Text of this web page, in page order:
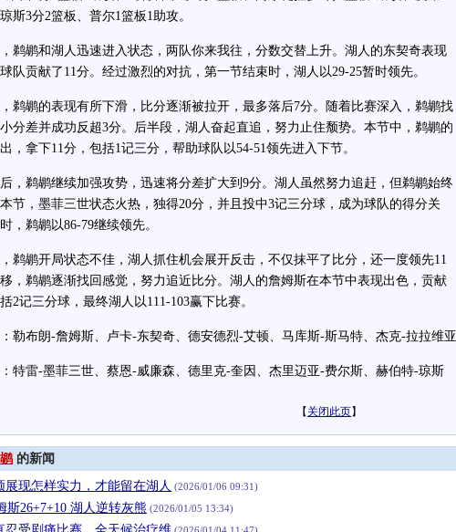
斯3分2篮板、普尔1篮板1助攻。
鹕和湖人迅速进入状态，两队你来我往，分数交替上升。湖人的东契奇表现
队贡献了11分。经过激烈的对抗，第一节结束时，湖人以29-25暂时领先。
鹕的表现有所下滑，比分逐渐被拉开，最多落后7分。随着比赛深入，鹈鹕找
分差并成功反超3分。后半段，湖人奋起直追，努力止住颓势。本节中，鹈鹕的
，拿下11分，包括1记三分，帮助球队以54-51领先进入下节。
鹈鹕继续加强攻势，迅速将分差扩大到9分。湖人虽然努力追赶，但鹈鹕始终
节，墨菲三世状态火热，独得20分，并且投中3记三分球，成为球队的得分关
，鹈鹕以86-79继续领先。
鹕开局状态不佳，湖人抓住机会展开反击，不仅抹平了比分，还一度领先11
，鹈鹕逐渐找回感觉，努力追近比分。湖人的詹姆斯在本节中表现出色，贡献
2记三分球，最终湖人以111-103赢下比赛。
布朗-詹姆斯、卢卡-东契奇、德安德烈-艾顿、马库斯-斯马特、杰克-拉拉维亚
雷-墨菲三世、蔡恩-威廉森、德里克-奎因、杰里迈亚-费尔斯、赫伯特-琼斯
【 关闭此页】
的新闻
展现怎样实力，才能留在湖人 (2026/01/06 09:31)
斯26+7+10 湖人逆转灰熊 (2026/01/05 13:34)